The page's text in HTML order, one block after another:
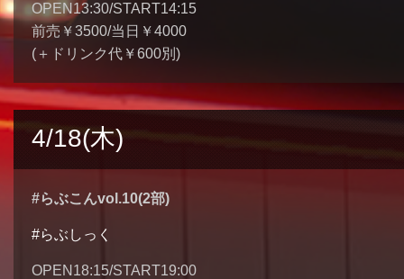
OPEN13:30/START14:15
前売￥3500/当日￥4000
(＋ドリンク代￥600別)
4/18(木)
#らぶこんvol.10(2部)
#らぶしっく
OPEN18:15/START19:00